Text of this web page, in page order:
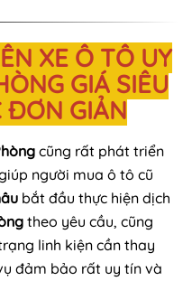
XE Ô TÔ UY
GIÁ SIÊU
ĐƠN GIẢN
cũng rất phát triển
người mua ô tô cũ
bắt đầu thực hiện dịch
theo yêu cầu, cũng
linh kiện cần thay
đảm bảo rất uy tín và